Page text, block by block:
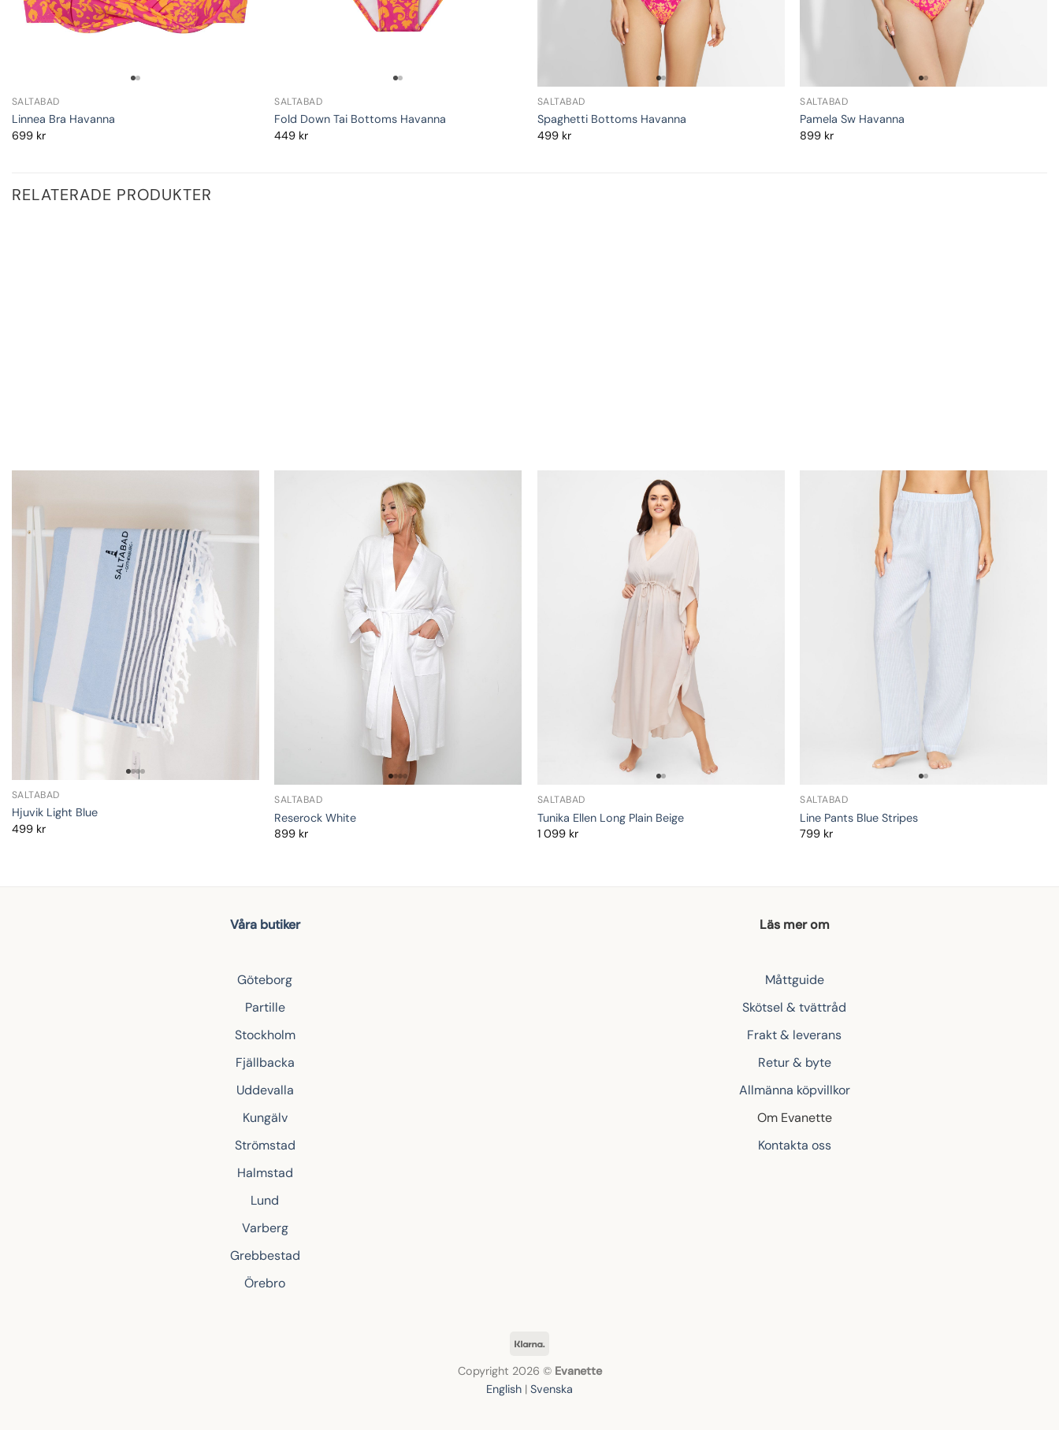
SALTABAD
Linnea Bra Havanna
699 kr
SALTABAD
Fold Down Tai Bottoms Havanna
449 kr
SALTABAD
Spaghetti Bottoms Havanna
499 kr
SALTABAD
Pamela Sw Havanna
899 kr
RELATERADE PRODUKTER
SALTABAD
Hjuvik Light Blue
499 kr
SALTABAD
Reserock White
899 kr
SALTABAD
Tunika Ellen Long Plain Beige
1 099 kr
SALTABAD
Line Pants Blue Stripes
799 kr
Våra butiker
Göteborg
Partille
Stockholm
Fjällbacka
Uddevalla
Kungälv
Strömstad
Halmstad
Lund
Varberg
Grebbestad
Örebro
Läs mer om
Måttguide
Skötsel & tvättråd
Frakt & leverans
Retur & byte
Allmänna köpvillkor
Om Evanette
Kontakta oss
Copyright 2026 © Evanette
English | Svenska